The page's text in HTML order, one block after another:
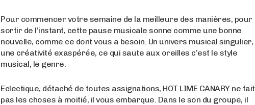
Pour commencer votre semaine de la meilleure des manières, pour
sortir de l’instant, cette pause musicale sonne comme une bonne
nouvelle, comme ce dont vous a besoin. Un univers musical singulier,
une créativité exaspérée, ce qui saute aux oreilles c’est le style
musical, le genre.
Eclectique, détaché de toutes assignations, HOT LIME CANARY ne fait
pas les choses à moitié, il vous embarque. Dans le son du groupe, il